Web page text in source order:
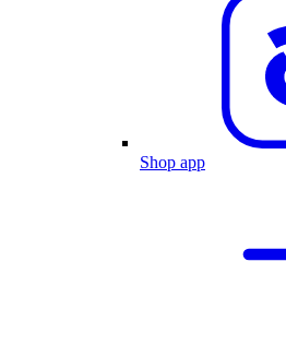
Shop app